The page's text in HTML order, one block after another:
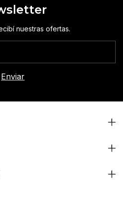
nuestras ofertas.